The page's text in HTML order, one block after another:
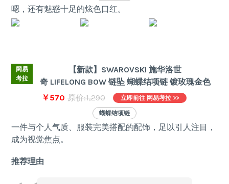
嗯，还有魅惑十足的炫色口红。
网易
考拉
【新款】SWAROVSKI 施华洛世
奇 LIFELONG BOW 链坠 蝴蝶结项链 镀玫瑰金色
￥570 原价:1,290 立即前往 网易考拉 >>
蝴蝶结项链
一件与个人气质、服装完美搭配的配饰，足以引人注目，
成为视觉焦点。
推荐理由